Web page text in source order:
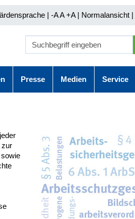
| -A A+A | Normalansicht |
Presse Medien Service
zur